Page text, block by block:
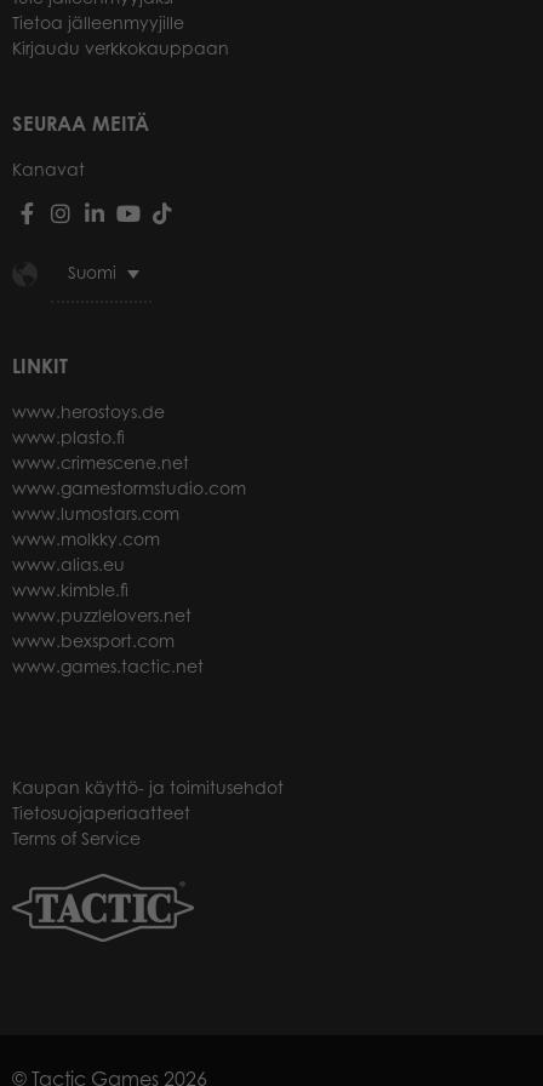
Tietoa jälleenmyyjille
Kirjaudu verkkokauppaan
SEURAA MEITÄ
Kanavat
Suomi
LINKIT
www.herostoys.de
www.plasto.fi
www.crimescene.net
www.gamestormstudio.com
www.lumostars.com
www.molkky.com
www.alias.eu
www.kimble.fi
www.puzzlelovers.net
www.bexsport.com
www.games.tactic.net
Kaupan käyttö- ja toimitusehdot
Tietosuojaperiaatteet
Terms of Service
© Tactic Games 2026